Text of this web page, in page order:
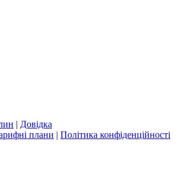
| Довідка
плани | Політика конфіденційності